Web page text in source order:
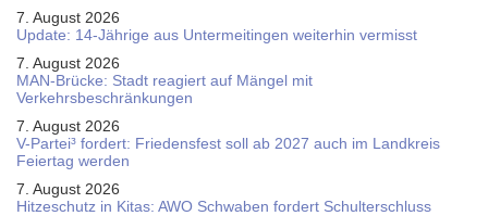
7. August 2026
Update: 14-Jährige aus Untermeitingen weiterhin vermisst
7. August 2026
MAN-Brücke: Stadt reagiert auf Mängel mit
Verkehrsbeschränkungen
7. August 2026
V-Partei­³ fordert: Friedens­fest soll ab 2027 auch im Land­kreis
Feier­tag werden
7. August 2026
Hitzeschutz in Kitas: AWO Schwaben fordert Schulterschluss